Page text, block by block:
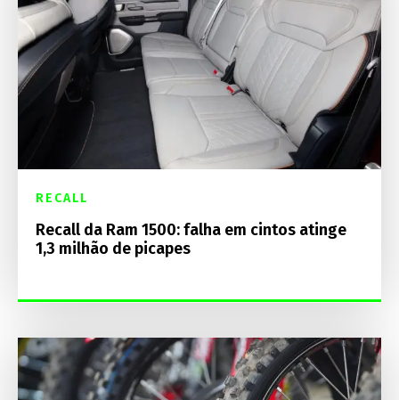
RECALL
Recall da Ram 1500: falha em cintos atinge
1,3 milhão de picapes